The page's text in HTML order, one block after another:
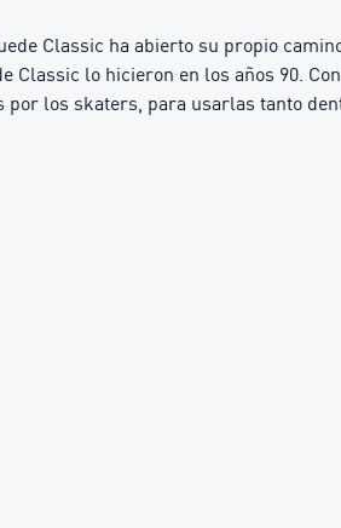
Classic ha abierto su propio
Classic lo hicieron en los años 90.
por los skaters, para usarlas tanto